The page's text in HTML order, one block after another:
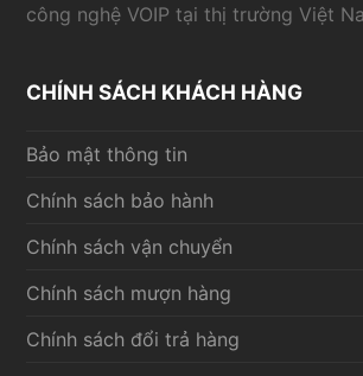
công nghệ VOIP tại thị trường Việt
CHÍNH SÁCH KHÁCH HÀNG
Bảo mật thông tin
Chính sách bảo hành
Chính sách vận chuyển
Chính sách mượn hàng
Chính sách đổi trả hàng